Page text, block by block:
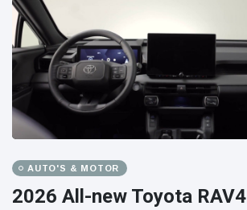
AUTO'S & MOTOR
2026 All-new Toyota RAV4